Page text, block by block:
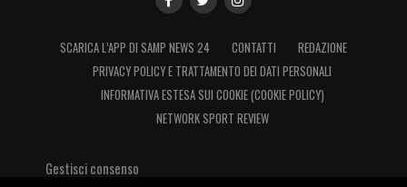
SCARICA L’APP DI SAMP NEWS 24 CONTATTI
REDAZIONE
PRIVACY POLICY E TRATTAMENTO DEI DATI PERSONALI
INFORMATIVA ESTESA SUI COOKIE (COOKIE POLICY)
NETWORK SPORT REVIEW
Gestisci consenso